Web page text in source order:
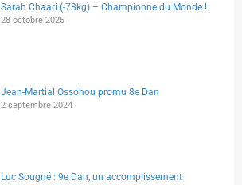
Sarah Chaari (-73kg) – Championne du Monde !
28 octobre 2025
Jean-Martial Ossohou promu 8e Dan
2 septembre 2024
Luc Sougné : 9e Dan, un accomplissement